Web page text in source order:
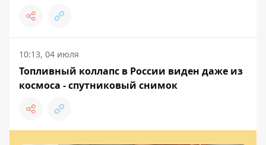
10:13, 04 июля
Топливный коллапс в России виден даже из
космоса - спутниковый снимок